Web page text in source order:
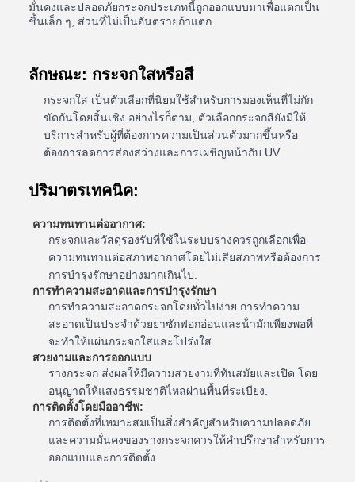
มั่นคงและปลอดภัยกระจกประเภทนี้ถูกออกแบบมาเพื่อแตกเป็น
ชิ้นเล็ก ๆ, ส่วนที่ไม่เป็นอันตรายถ้าแตก
ลักษณะ: กระจกใสหรือสี
กระจกใส เป็นตัวเลือกที่นิยมใช้สําหรับการมองเห็นที่ไม่กัก
ขัดกันโดยสิ้นเชิง อย่างไรก็ตาม, ตัวเลือกกระจกสียังมีให้
บริการสําหรับผู้ที่ต้องการความเป็นส่วนตัวมากขึ้นหรือ
ต้องการลดการส่องสว่างและการเผชิญหน้ากับ UV.
ปริมาตรเทคนิค:
ความทนทานต่ออากาศ:
กระจกและวัสดุรองรับที่ใช้ในระบบรางควรถูกเลือกเพื่อ
ความทนทานต่อสภาพอากาศโดยไม่เสียสภาพหรือต้องการ
การบํารุงรักษาอย่างมากเกินไป.
การทําความสะอาดและการบํารุงรักษา
การทําความสะอาดกระจกโดยทั่วไปง่าย การทําความ
สะอาดเป็นประจําด้วยยาซักฟอกอ่อนและน้ํามักเพียงพอที่
จะทําให้แผ่นกระจกใสและโปร่งใส
สวยงามและการออกแบบ
รางกระจก ส่งผลให้มีความสวยงามที่ทันสมัยและเปิด โดย
อนุญาตให้แสงธรรมชาติไหลผ่านพื้นที่ระเบียง.
การติดตั้งโดยมืออาชีพ:
การติดตั้งที่เหมาะสมเป็นสิ่งสําคัญสําหรับความปลอดภัย
และความมั่นคงของรางกระจกควรให้คําปรึกษาสําหรับการ
ออกแบบและการติดตั้ง.